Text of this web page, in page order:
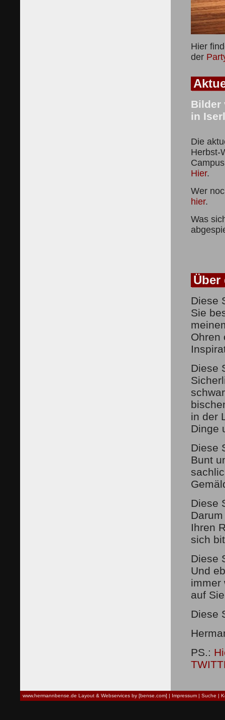
Hier
der
Bilder
in
Die
Herbst-
Hier.
Wer
hier.
Was
Über
Diese
Sie
Ohren
Diese
in der
Dinge
Diese
Bunt
Diese
Ihren
sich
Diese
Und
immer
auf
Diese
PS.:
www.hermannbense.de Layout & Webservices by [bense.com] | Impressum | Suche |